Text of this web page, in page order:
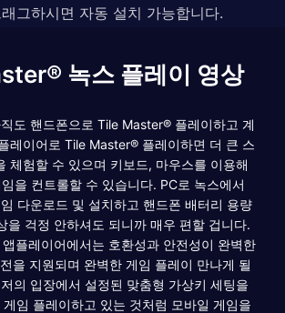
그하시면 자동 설치 가능합니다.
녹스 플레이 영상
도 핸드폰으로 Tile Master® 플레이하고 계
레이어로 Tile Master® 플레이하면 더 큰 스
체험할 수 있으며 키보드, 마우스를 이용해
을 컨트롤할 수 있습니다. PC로 녹스에서
다운로드 및 설치하고 핸드폰 배터리 용량
을 걱정 안하셔도 되니까 매우 편할 겁니다.
플레이어에서는 호환성과 안전성이 완벽한
을 지원되며 완벽한 게임 플레이 만나게 될
의 입장에서 설정된 맞춤형 가상키 세팅을
임 플레이하고 있는 것처럼 모바일 게임을